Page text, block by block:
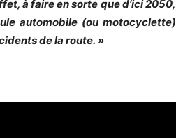
à faire en sorte que d’ici 2050,
automobile (ou motocyclette)
de la route. »